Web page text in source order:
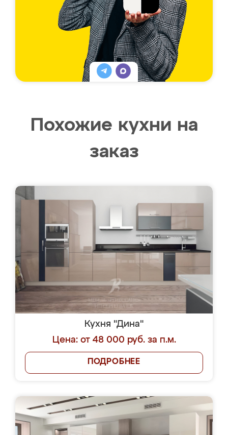
Похожие кухни на
заказ
Кухня "Дина"
Цена: от 48 000 руб. за п.м.
ПОДРОБНЕЕ